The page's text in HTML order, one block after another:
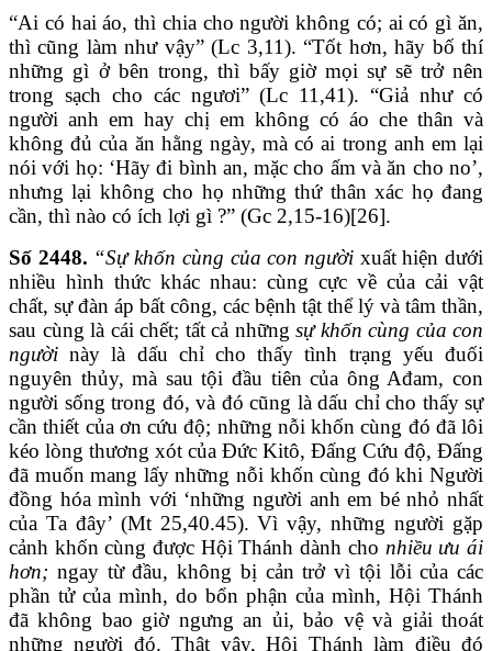
“Ai có hai áo, thì chia cho người không có; ai có gì ăn,
thì cũng làm như vậy” (Lc 3,11). “Tốt hơn, hãy bố thí
những gì ở bên trong, thì bấy giờ mọi sự sẽ trở nên
trong sạch cho các ngươi” (Lc 11,41). “Giả như có
người anh em hay chị em không có áo che thân và
không đủ của ăn hằng ngày, mà có ai trong anh em lại
nói với họ: ‘Hãy đi bình an, mặc cho ấm và ăn cho no’,
nhưng lại không cho họ những thứ thân xác họ đang
cần, thì nào có ích lợi gì ?” (Gc 2,15-16)[26].
Số 2448. “Sự khốn cùng của con ngườixuất hiện dưới
nhiều hình thức khác nhau: cùng cực về của cải vật
chất, sự đàn áp bất công, các bệnh tật thể lý và tâm thần,
sau cùng là cái chết; tất cả những sự khốn cùng của con
người này là dấu chỉ cho thấy tình trạng yếu đuối
nguyên thủy, mà sau tội đầu tiên của ông Ađam, con
người sống trong đó, và đó cũng là dấu chỉ cho thấy sự
cần thiết của ơn cứu độ; những nỗi khốn cùng đó đã lôi
kéo lòng thương xót của Đức Kitô, Đấng Cứu độ, Đấng
đã muốn mang lấy những nỗi khốn cùng đó khi Người
đồng hóa mình với ‘những người anh em bé nhỏ nhất
của Ta đây’ (Mt 25,40.45). Vì vậy, những người gặp
cảnh khốn cùng được Hội Thánh dành cho nhiều ưu ái
hơn; ngay từ đầu, không bị cản trở vì tội lỗi của các
phần tử của mình, do bổn phận của mình, Hội Thánh
đã không bao giờ ngưng an ủi, bảo vệ và giải thoát
những người đó. Thật vậy, Hội Thánh làm điều đó